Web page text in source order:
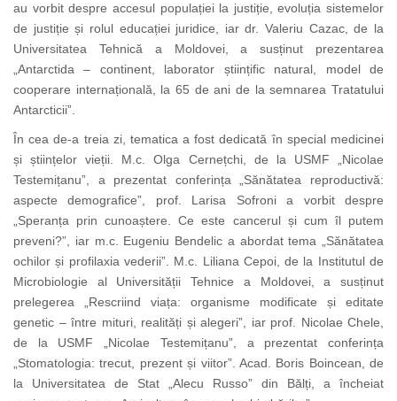
au vorbit despre accesul populației la justiție, evoluția sistemelor
de justiție și rolul educației juridice, iar dr. Valeriu Cazac, de la
Universitatea Tehnică a Moldovei, a susținut prezentarea
„Antarctida – continent, laborator științific natural, model de
cooperare internațională, la 65 de ani de la semnarea Tratatului
Antarcticii”.
În cea de-a treia zi, tematica a fost dedicată în special medicinei
și științelor vieții. M.c. Olga Cernețchi, de la USMF „Nicolae
Testemițanu”, a prezentat conferința „Sănătatea reproductivă:
aspecte demografice”, prof. Larisa Sofroni a vorbit despre
„Speranța prin cunoaștere. Ce este cancerul și cum îl putem
preveni?”, iar m.c. Eugeniu Bendelic a abordat tema „Sănătatea
ochilor și profilaxia vederii”. M.c. Liliana Cepoi, de la Institutul de
Microbiologie al Universității Tehnice a Moldovei, a susținut
prelegerea „Rescriind viața: organisme modificate și editate
genetic – între mituri, realități și alegeri”, iar prof. Nicolae Chele,
de la USMF „Nicolae Testemițanu”, a prezentat conferința
„Stomatologia: trecut, prezent și viitor”. Acad. Boris Boincean, de
la Universitatea de Stat „Alecu Russo” din Bălți, a încheiat